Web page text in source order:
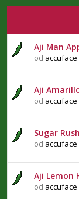
Aji Man
od accuface
Aji
od accuface
Sugar
od accuface
Aji Lemon
od accuface